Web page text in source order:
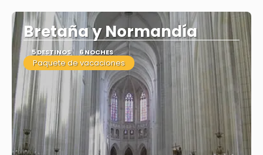
Bretaña y Normandía
5 DESTINOS 6 NOCHES
Paquete de vacaciones